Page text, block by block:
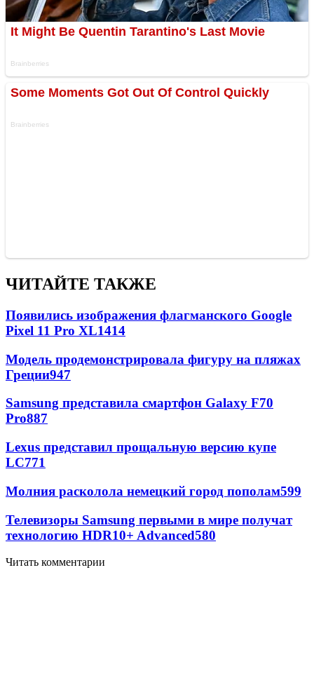
ЧИТАЙТЕ ТАКЖЕ
Появились изображения флагманского Google
Pixel 11 Pro XL1414
Модель продемонстрировала фигуру на пляжах
Греции947
Samsung представила смартфон Galaxy F70
Pro887
Lexus представил прощальную версию купе
LC771
Молния расколола немецкий город пополам599
Телевизоры Samsung первыми в мире получат
технологию HDR10+ Advanced580
Читать комментарии